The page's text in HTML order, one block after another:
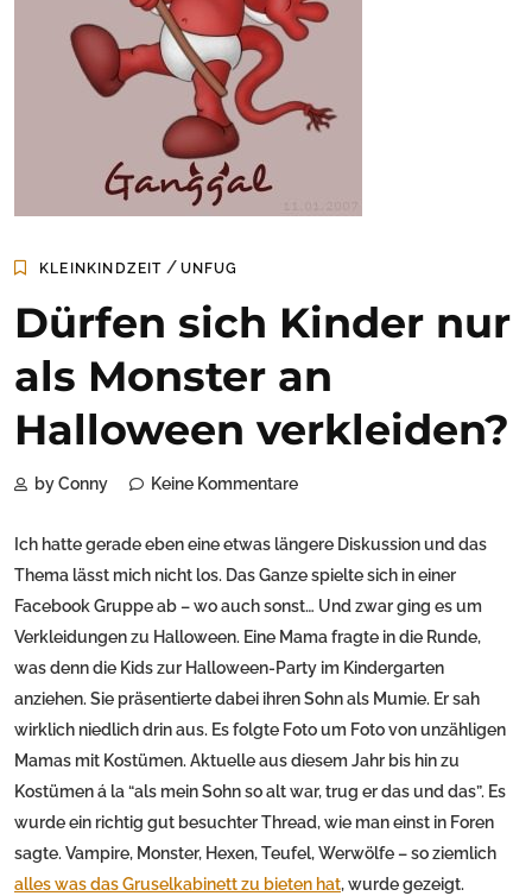
KLEINKINDZEIT / UNFUG
Dürfen sich Kinder nur
als Monster an
Halloween verkleiden?
by Conny Keine Kommentare
Ich hatte gerade eben eine etwas längere Diskussion und das
Thema lässt mich nicht los. Das Ganze spielte sich in einer
Facebook Gruppe ab – wo auch sonst… Und zwar ging es um
Verkleidungen zu Halloween. Eine Mama fragte in die Runde,
was denn die Kids zur Halloween-Party im Kindergarten
anziehen. Sie präsentierte dabei ihren Sohn als Mumie. Er sah
wirklich niedlich drin aus. Es folgte Foto um Foto von unzähligen
Mamas mit Kostümen. Aktuelle aus diesem Jahr bis hin zu
Kostümen á la “als mein Sohn so alt war, trug er das und das”. Es
wurde ein richtig gut besuchter Thread, wie man einst in Foren
sagte. Vampire, Monster, Hexen, Teufel, Werwölfe – so ziemlich
alles was das Gruselkabinett zu bieten hat, wurde gezeigt.